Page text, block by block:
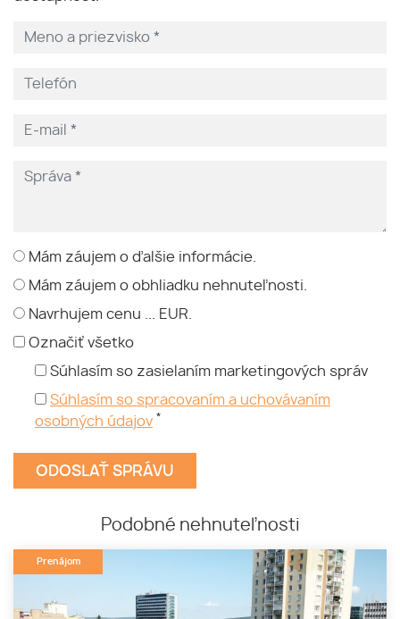
Mám záujem o ďalšie informácie.
Mám záujem o obhliadku nehnuteľnosti.
Navrhujem cenu ... EUR.
Označiť všetko
Súhlasím so zasielaním marketingových správ
Súhlasím so spracovaním a uchovávaním
osobných údajov *
Podobné nehnuteľnosti
Prenájom